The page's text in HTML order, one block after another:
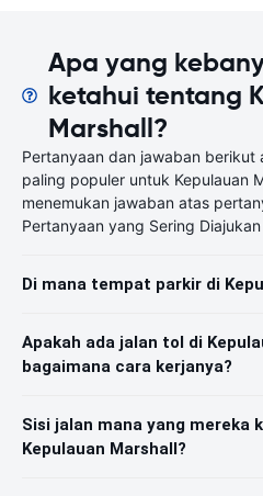
Apa yang
ketahui tentang
Marshall?
Pertanyaan dan jawaban berikut
paling populer untuk Kepulauan
menemukan jawaban atas
Pertanyaan yang Sering
Di mana tempat parkir di
Apakah ada jalan tol di
bagaimana cara kerjanya?
Sisi jalan mana yang mereka
Kepulauan Marshall?